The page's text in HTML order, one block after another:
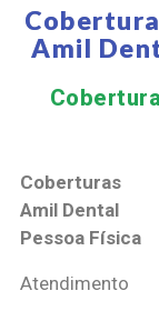
Amil
Coberturas
Amil Dental
Pessoa Física
Coberturas
Atendimento